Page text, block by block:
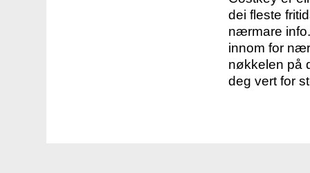
dei fleste
nærmare
innom for
nøkkelen på
deg vert for